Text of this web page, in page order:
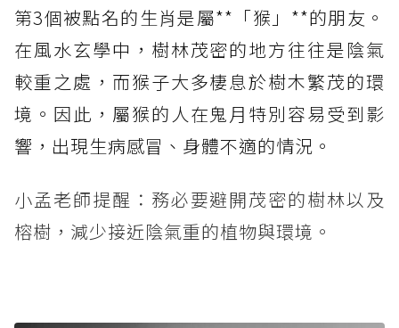
第3個被點名的生肖是屬**「猴」**的朋友。
在風水玄學中，樹林茂密的地方往往是陰氣
較重之處，而猴子大多棲息於樹木繁茂的環
境。因此，屬猴的人在鬼月特別容易受到影
響，出現生病感冒、身體不適的情況。
小孟老師提醒：務必要避開茂密的樹林以及
榕樹，減少接近陰氣重的植物與環境。